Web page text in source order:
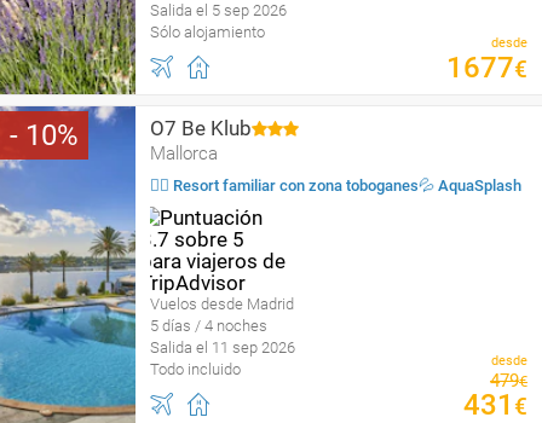
Salida el 5 sep 2026
Sólo alojamiento
desde
1677€
10 O7 Be Klub
Mallorca
🏄🏻 Resort familiar con zona toboganes💦 AquaSplash
Vuelos desde Madrid
5 días / 4 noches
Salida el 11 sep 2026
Todo incluido
desde
479€
431 €